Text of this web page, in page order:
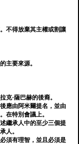
不得放棄其主權或割讓
主要來源。
克·薩巴赫的後裔。
應由阿米爾提名，並由
在特別會議上。
繼承人中的至少三個提
人。
須有理智，並且必須是